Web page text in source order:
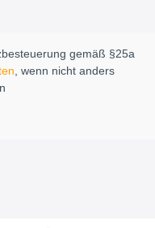
gemäß §25a
, wenn nicht anders